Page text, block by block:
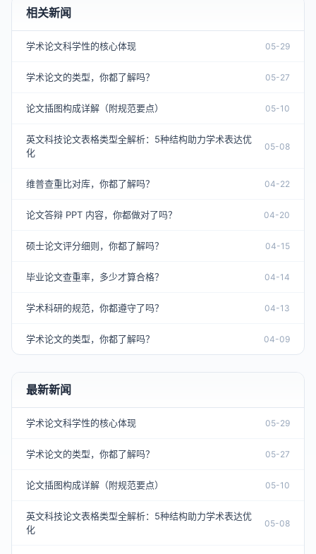
相关新闻
学术论文科学性的核心体现 05-29
学术论文的类型，你都了解吗？ 05-27
论文插图构成详解（附规范要点） 05-10
英文科技论文表格类型全解析：5种结构助力学术表达优
化
05-08
维普查重比对库，你都了解吗？ 04-22
论文答辩 PPT 内容，你都做对了吗？ 04-20
硕士论文评分细则，你都了解吗？ 04-15
毕业论文查重率，多少才算合格？ 04-14
学术科研的规范，你都遵守了吗？ 04-13
学术论文的类型，你都了解吗？ 04-09
最新新闻
学术论文科学性的核心体现 05-29
学术论文的类型，你都了解吗？ 05-27
论文插图构成详解（附规范要点） 05-10
英文科技论文表格类型全解析：5种结构助力学术表达优
化
05-08